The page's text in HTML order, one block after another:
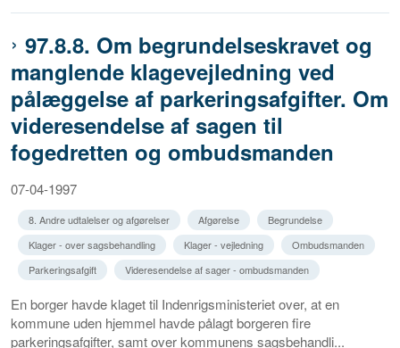
97.8.8. Om begrundelseskravet og
manglende klagevejledning ved
pålæggelse af parkeringsafgifter. Om
videresendelse af sagen til
fogedretten og ombudsmanden
07-04-1997
8. Andre udtalelser og afgørelser Afgørelse
Begrundelse
Klager - over sagsbehandling
Klager - vejledning
Ombudsmanden
Parkeringsafgift
Videresendelse af sager - ombudsmanden
En borger havde klaget til Indenrigsministeriet over, at en
kommune uden hjemmel havde pålagt borgeren fire
parkeringsafgifter, samt over kommunens sagsbehandli...